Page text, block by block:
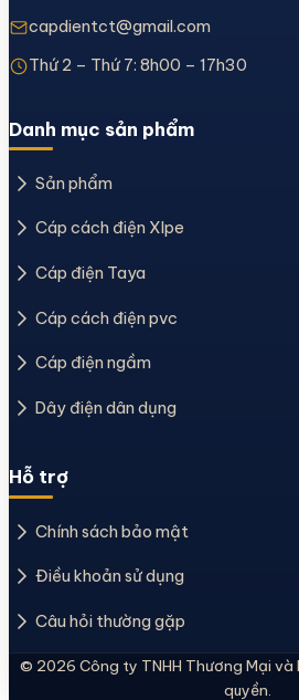
capdientct@gmail.com
Thứ 2 – Thứ 7: 8h00 – 17h30
Danh mục sản phẩm
Sản phẩm
Cáp cách điện Xlpe
Cáp điện Taya
Cáp cách điện pvc
Cáp điện ngầm
Dây điện dân dụng
Hỗ trợ
Chính sách bảo mật
Điều khoản sử dụng
Câu hỏi thường gặp
© 2026 Công ty TNHH Thương Mại và
quyền.